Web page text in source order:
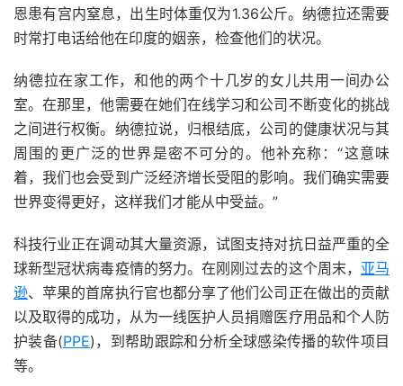
恩患有宫内窒息，出生时体重仅为1.36公斤。纳德拉还需要
时常打电话给他在印度的姻亲，检查他们的状况。
纳德拉在家工作，和他的两个十几岁的女儿共用一间办公
室。在那里，他需要在她们在线学习和公司不断变化的挑战
之间进行权衡。纳德拉说，归根结底，公司的健康状况与其
周围的更广泛的世界是密不可分的。他补充称：“这意味
着，我们也会受到广泛经济增长受阻的影响。我们确实需要
世界变得更好，这样我们才能从中受益。”
科技行业正在调动其大量资源，试图支持对抗日益严重的全
球新型冠状病毒疫情的努力。在刚刚过去的这个周末， 亚马
逊、苹果的首席执行官也都分享了他们公司正在做出的贡献
以及取得的成功，从为一线医护人员捐赠医疗用品和个人防
护装备(PPE)，到帮助跟踪和分析全球感染传播的软件项目
等。